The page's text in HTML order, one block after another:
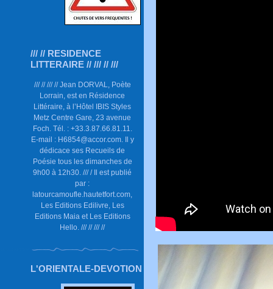
/// // RESIDENCE
LITTERAIRE // /// // ///
/// // /// // Jean DORVAL, Poète
Lorrain, est en Résidence
Littéraire, à l’Hôtel IBIS Styles
Metz Centre Gare, 23 avenue
Foch. Tél. : +33.3.87.66.81.11.
E-mail : H6854@accor.com. Il y
dédicace ses Recueils de
Poésie tous les dimanches de
9h00 à 12h30. /// / Il est publié
par :
latourcamoufle.hautetfort.com,
Les Editions Edilivre, Les
Editions Maia et Les Editions
Hello. /// // /// //
L'ORIENTALE-DEVOTION